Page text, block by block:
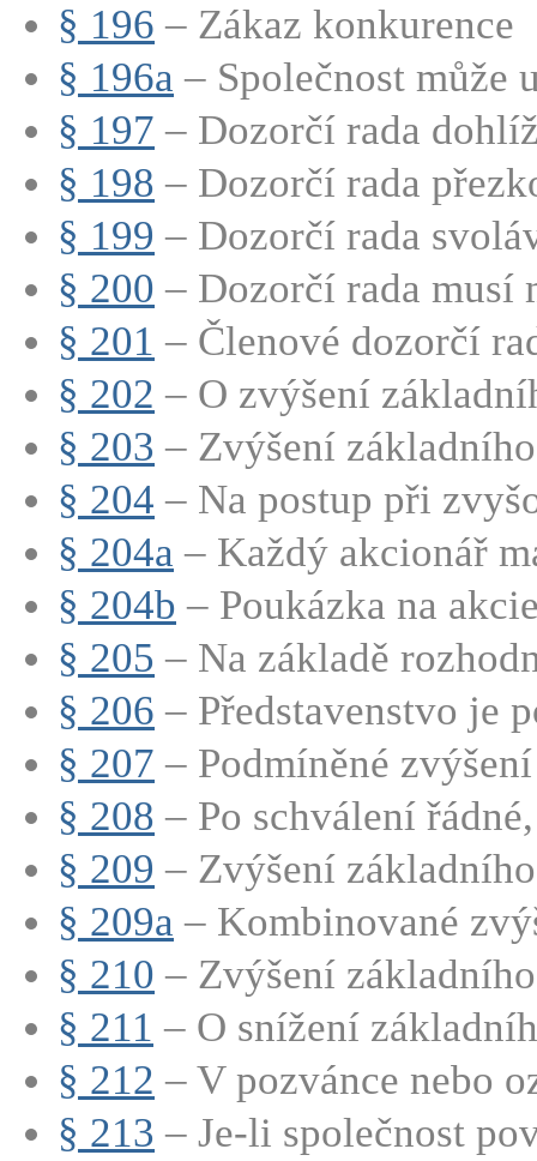
§ 196 – Zákaz konkurence
§ 196a – Společnost může
§ 197 – Dozorčí rada
§ 198 – Dozorčí rada
§ 199 – Dozorčí rada
§ 200 – Dozorčí rada musí
§ 201 – Členové dozorčí
§ 202 – O zvýšení
§ 203 – Zvýšení
§ 204 – Na postup při
§ 204a – Každý akcionář
§ 204b – Poukázka na
§ 205 – Na základě
§ 206 – Představenstvo je
§ 207 – Podmíněné
§ 208 – Po schválení
§ 209 – Zvýšení
§ 209a – Kombinované
§ 210 – Zvýšení
§ 211 – O snížení
§ 212 – V pozvánce nebo
§ 213 – Je-li společnost